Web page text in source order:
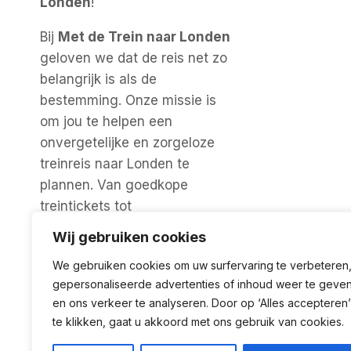
Wij gebruiken cookies
We gebruiken cookies om uw surfervaring te verbeteren,
gepersonaliseerde advertenties of inhoud weer te
en ons verkeer te analyseren. Door op ‘Alles accepteren’
te klikken, gaat u akkoord met ons gebruik van cookies.
Bij Met de Trein naar Londen
geloven we dat de reis net zo
belangrijk is als de
bestemming. Onze missie is
om jou te helpen een
onvergetelijke en zorgeloze
treinreis naar Londen te
plannen. Van goedkope
treintickets tot
accommodaties, tips voor
bezienswaardigheden en
activiteiten. Hier vind je alles
wat je nodig hebt!